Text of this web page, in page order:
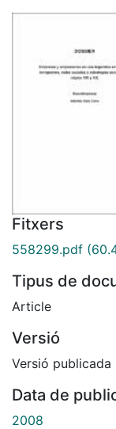
Fitxers
558299.pdf
Tipus de
Article
Versió
Versió publicada
Data de
2008